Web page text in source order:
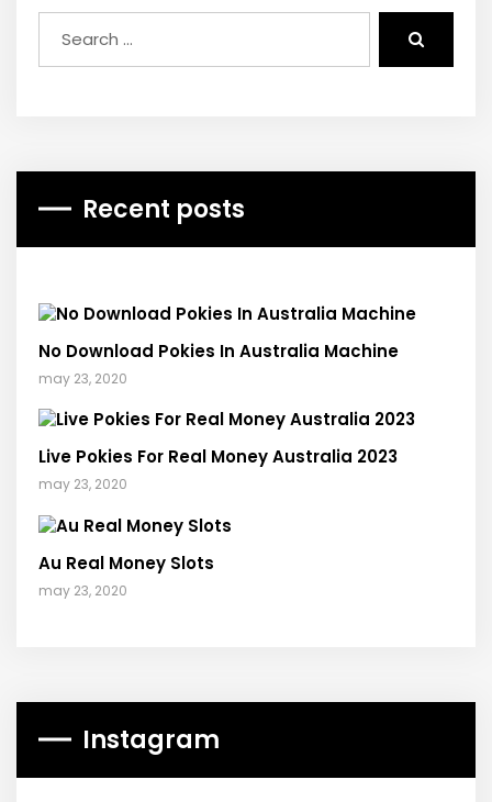
Recent posts
No Download Pokies In Australia Machine
may 23, 2020
Live Pokies For Real Money Australia 2023
may 23, 2020
Au Real Money Slots
may 23, 2020
Instagram